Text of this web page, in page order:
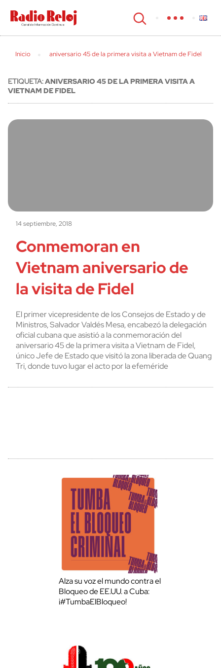
cerrar
Inicio aniversario 45 de la primera visita a Vietnam de Fidel
ETIQUETA:ANIVERSARIO 45 DE LA PRIMERA VISITA A
VIETNAM DE FIDEL
14 septiembre, 2018
Conmemoran en
Vietnam aniversario de
la visita de Fidel
El primer vicepresidente de los Consejos de Estado y de
Ministros, Salvador Valdés Mesa, encabezó la delegación
oficial cubana que asistió a la conmemoración del
aniversario 45 de la primera visita a Vietnam de Fidel,
único Jefe de Estado que visitó la zona liberada de Quang
Tri, donde tuvo lugar el acto por la efeméride
Alza su voz el mundo contra el
Bloqueo de EE.UU. a Cuba:
¡#TumbaElBloqueo!